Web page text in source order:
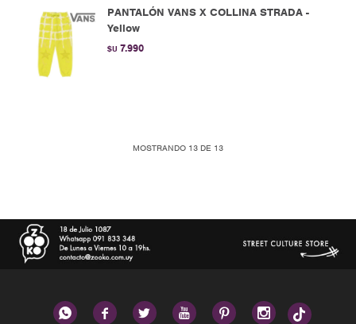
PANTALÓN VANS X COLLINA STRADA -
Yellow
$U 7.990
MOSTRANDO 13 DE 13
     